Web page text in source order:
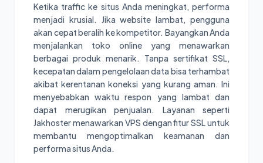
Ketika traffic ke situs Anda meningkat, performa
menjadi krusial. Jika website lambat, pengguna
akan cepat beralih ke kompetitor. Bayangkan Anda
menjalankan toko online yang menawarkan
berbagai produk menarik. Tanpa sertifikat SSL,
kecepatan dalam pengelolaan data bisa terhambat
akibat kerentanan koneksi yang kurang aman. Ini
menyebabkan waktu respon yang lambat dan
dapat merugikan penjualan. Layanan seperti
Jakhoster menawarkan VPS dengan fitur SSL untuk
membantu mengoptimalkan keamanan dan
performa situs Anda.